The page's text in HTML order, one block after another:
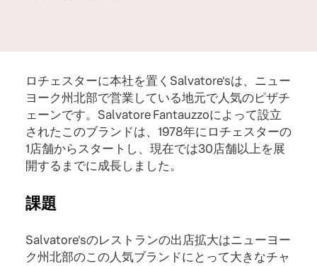
ロチェスターに本社を置くSalvatore'sは、ニュー
ヨーク州北部で営業している地元で人気のピザチ
ェーンです。Salvatore Fantauzzoによって設立
されたこのブランドは、1978年にロチェスターの
1店舗からスタートし、現在では30店舗以上を展
開するまでに成長しました。
課題
Salvatore'sのレストランの出店拡大はニューヨー
ク州北部のこの人気ブランドにとって大きなチャ